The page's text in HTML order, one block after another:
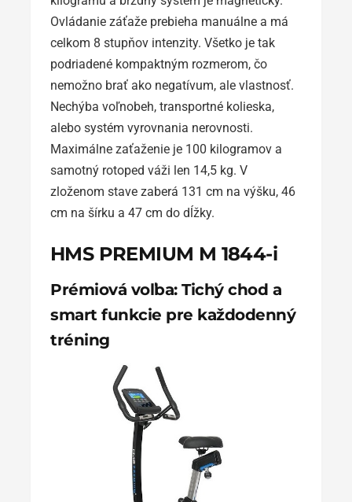
Ovládanie záťaže prebieha manuálne a má
celkom 8 stupňov intenzity. Všetko je tak
podriadené kompaktným rozmerom, čo
nemožno brať ako negatívum, ale vlastnosť.
Nechýba voľnobeh, transportné kolieska,
alebo systém vyrovnania nerovnosti.
Maximálne zaťaženie je 100 kilogramov a
samotný rotoped váži len 14,5 kg. V
zloženom stave zaberá 131 cm na výšku, 46
cm na šírku a 47 cm do dĺžky.
HMS PREMIUM M 1844-i
Prémiová voľba: Tichý chod a
smart funkcie pre každodenný
tréning